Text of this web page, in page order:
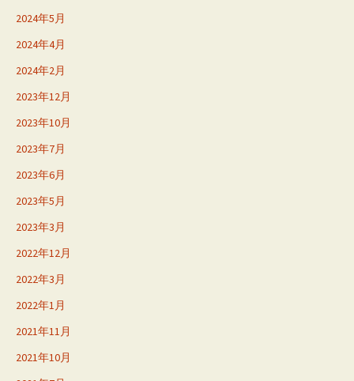
2024年5月
2024年4月
2024年2月
2023年12月
2023年10月
2023年7月
2023年6月
2023年5月
2023年3月
2022年12月
2022年3月
2022年1月
2021年11月
2021年10月